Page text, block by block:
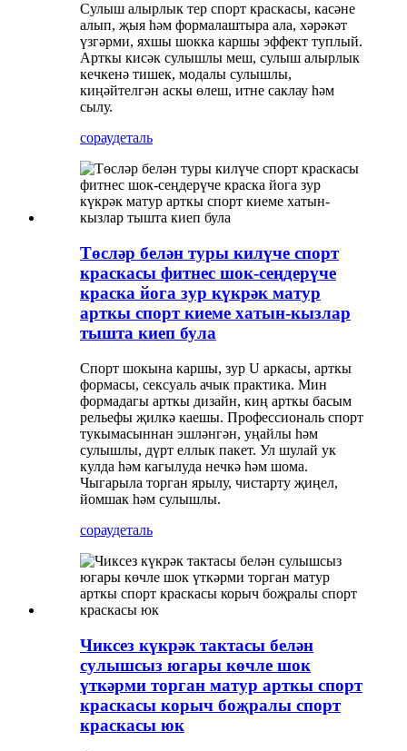
Сулыш алырлык тер спорт краскасы, касәне
алып, җыя һәм формалаштыра ала, хәрәкәт
үзгәрми, яхшы шокка каршы эффект туплый.
Арткы кисәк сулышлы меш, сулыш алырлык
кечкенә тишек, модалы сулышлы,
киңәйтелгән аскы өлеш, итне саклау һәм
сылу.
сораудеталь
Төсләр белән туры килүче спорт
краскасы фитнес шок-сеңдерүче
краска йога зур күкрәк матур
арткы спорт киеме хатын-кызлар
тышта киеп була
Спорт шокына каршы, зур U аркасы, арткы
формасы, сексуаль ачык практика. Мин
формадагы арткы дизайн, киң арткы басым
рельефы җилкә каешы. Профессиональ спорт
тукымасыннан эшләнгән, уңайлы һәм
сулышлы, дүрт еллык пакет. Ул шулай ук ​​
кулда һәм кагылуда нечкә һәм шома.
Чыгарыла торган ярылу, чистарту җиңел,
йомшак һәм сулышлы.
сораудеталь
Чиксез күкрәк тактасы белән
сулышсыз югары көчле шок
үткәрми торган матур арткы спорт
краскасы корыч боҗралы спорт
краскасы юк